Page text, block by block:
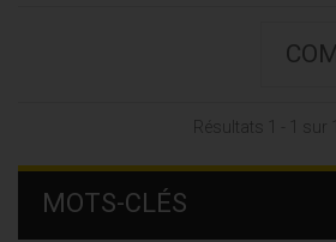
Résultats 1 - 1 sur 1.
MOTS-CLÉS